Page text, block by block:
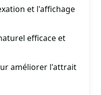
et l'affichage
efficace et
améliorer l'attrait